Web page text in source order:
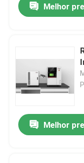
Melhor
Melhor